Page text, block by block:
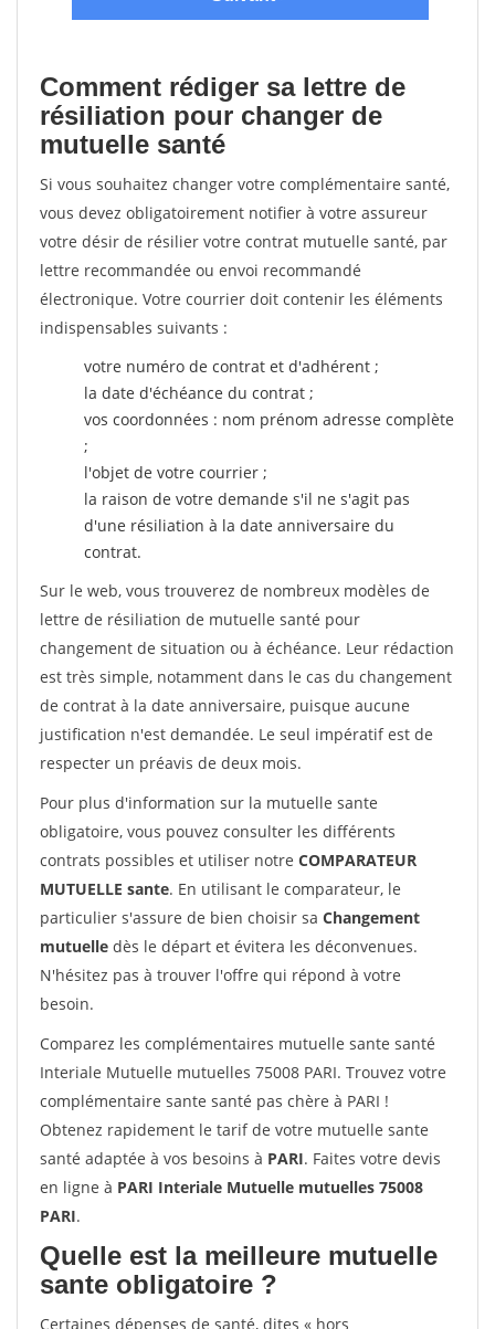
Comment rédiger sa lettre de
résiliation pour changer de
mutuelle santé
Si vous souhaitez changer votre complémentaire santé,
vous devez obligatoirement notifier à votre assureur
votre désir de résilier votre contrat mutuelle santé, par
lettre recommandée ou envoi recommandé
électronique. Votre courrier doit contenir les éléments
indispensables suivants :
votre numéro de contrat et d'adhérent ;
la date d'échéance du contrat ;
vos coordonnées : nom prénom adresse complète
;
l'objet de votre courrier ;
la raison de votre demande s'il ne s'agit pas
d'une résiliation à la date anniversaire du
contrat.
Sur le web, vous trouverez de nombreux modèles de
lettre de résiliation de mutuelle santé pour
changement de situation ou à échéance. Leur rédaction
est très simple, notamment dans le cas du changement
de contrat à la date anniversaire, puisque aucune
justification n'est demandée. Le seul impératif est de
respecter un préavis de deux mois.
Pour plus d'information sur la mutuelle sante
obligatoire, vous pouvez consulter les différents
contrats possibles et utiliser notre COMPARATEUR
MUTUELLE sante. En utilisant le comparateur, le
particulier s'assure de bien choisir sa Changement
mutuelle dès le départ et évitera les déconvenues.
N'hésitez pas à trouver l'offre qui répond à votre
besoin.
Comparez les complémentaires mutuelle sante santé
Interiale Mutuelle mutuelles 75008 PARI. Trouvez votre
complémentaire sante santé pas chère à PARI !
Obtenez rapidement le tarif de votre mutuelle sante
santé adaptée à vos besoins à PARI. Faites votre devis
en ligne à PARI Interiale Mutuelle mutuelles 75008
PARI.
Quelle est la meilleure mutuelle
sante obligatoire ?
Certaines dépenses de santé, dites « hors